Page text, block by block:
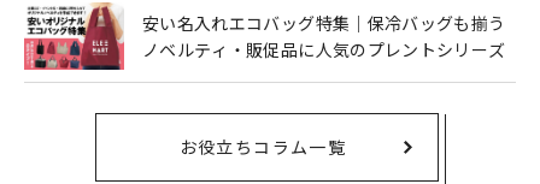
安い名入れエコバッグ特集｜保冷バッグも揃う
ノベルティ・販促品に人気のプレントシリーズ
お役立ちコラム一覧